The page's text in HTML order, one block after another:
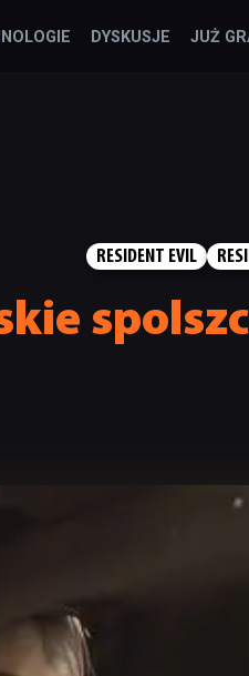
DYSKUSJE JUŻ
RESIDENT EVIL